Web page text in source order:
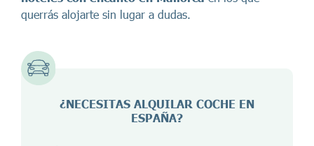
querrás alojarte sin lugar a dudas.
¿NECESITAS ALQUILAR COCHE EN
ESPAÑA?